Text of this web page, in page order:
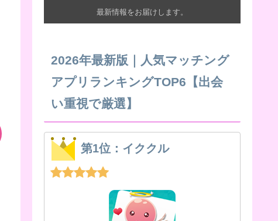
最新情報をお届けします。
2026年最新版｜人気マッチング
アプリランキングTOP6【出会
い重視で厳選】
第1位：イククル